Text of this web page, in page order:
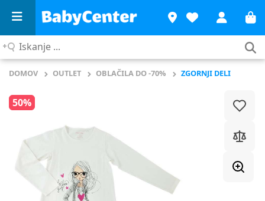
Iskanje
DOMOV OUTLET OBLAČILA DO -70% ZGORNJI DELI
50%